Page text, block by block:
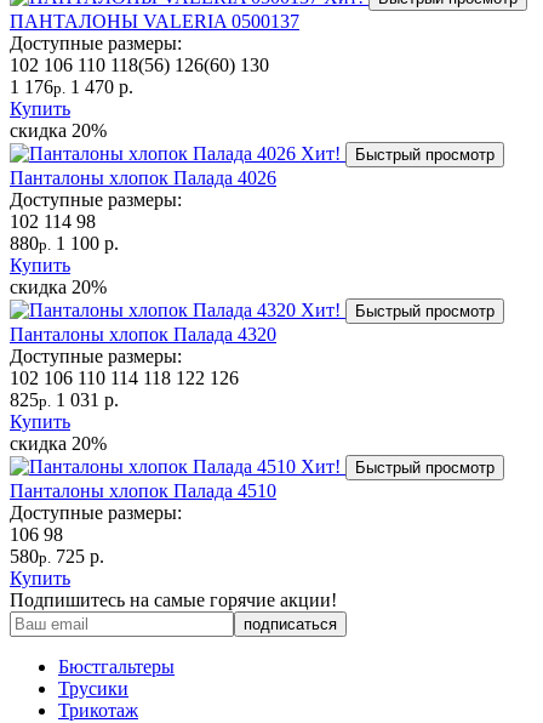
ПАНТАЛОНЫ VALERIA 0500137
Доступные размеры:
102 106 110 118(56) 126(60) 130
1 176р. 1 470 р.
Купить
скидка 20%
Хит!
Быстрый просмотр
Панталоны хлопок Палада 4026
Доступные размеры:
102 114 98
880р. 1 100 р.
Купить
скидка 20%
Хит!
Быстрый просмотр
Панталоны хлопок Палада 4320
Доступные размеры:
102 106 110 114 118 122 126
825р. 1 031 р.
Купить
скидка 20%
Хит!
Быстрый просмотр
Панталоны хлопок Палада 4510
Доступные размеры:
106 98
580р. 725 р.
Купить
Подпишитесь на самые горячие акции!
Бюстгальтеры
Трусики
Трикотаж